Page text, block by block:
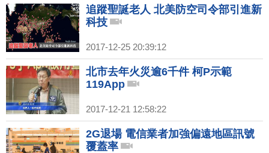
追蹤聖誕老人 北美防空司令部引進新
科技
2017-12-25 20:39:12
北市去年火災逾6千件 柯P示範
119App
2017-12-21 12:58:22
2G退場 電信業者加強偏遠地區訊號
覆蓋率